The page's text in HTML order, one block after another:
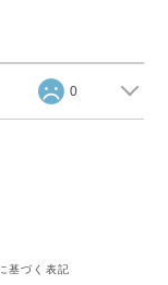
0
基づく表記